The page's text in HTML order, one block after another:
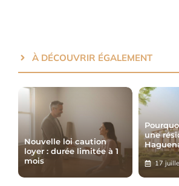
À DÉCOUVRIR ÉGALEMENT
Nouvelle loi caution
loyer : durée limitée à 1
mois
une
17